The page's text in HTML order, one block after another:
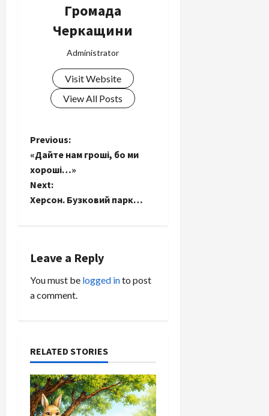
Громада
Черкащини
Administrator
Visit Website
View All Posts
P
o
s
v
g
a
t
Previous:
«Дайте нам гроші, бо ми
хороші…»
Next:
Херсон. Бузковий парк…
Leave a Reply
You must be logged into post
a comment.
RELATED STORIES